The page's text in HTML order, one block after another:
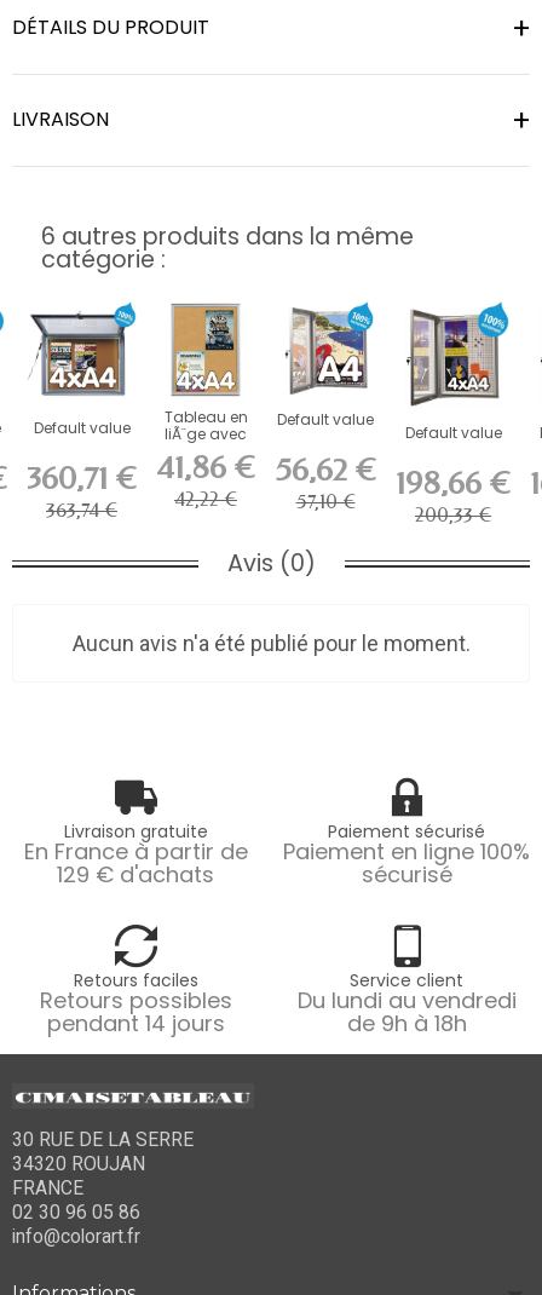
DÉTAILS DU PRODUIT
LIVRAISON
6 autres produits dans la même
catégorie :
Default value
360,71 €
363,74 €
Tableau en
liÃ¨ge avec
cadre
41,86 €
42,22 €
Default value
56,62 €
57,10 €
Default value
198,66 €
200,33 €
Avis (0)
Aucun avis n'a été publié pour le moment.
Livraison gratuite
En France à partir de
129 € d'achats
Paiement sécurisé
Paiement en ligne 100%
sécurisé
Retours faciles
Retours possibles
pendant 14 jours
Service client
Du lundi au vendredi
de 9h à 18h
30 RUE DE LA SERRE
34320 ROUJAN
FRANCE
02 30 96 05 86
info@colorart.fr